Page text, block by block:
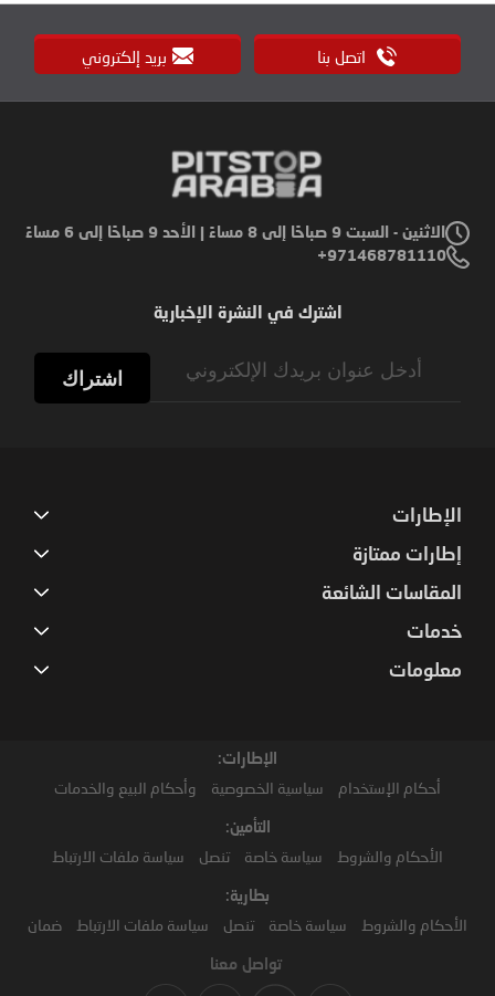
اتصل بنا بريد إلكتروني
الاثنين - السبت 9 صباحًا إلى 8 مساءً | الأحد 9 صباحًا إلى 6 مساءً
971468781110+
اشترك في النشرة الإخبارية
اشتراك
الإطارات
إطارات ممتازة
المقاسات الشائعة
خدمات
معلومات
الإطارات:
أحكام الإستخدام سياسية الخصوصية وأحكام البيع والخدمات
التأمين:
الأحكام والشروط سياسة خاصة تنصل سياسة ملفات الارتباط
بطارية:
الأحكام والشروط سياسة خاصة تنصل سياسة ملفات الارتباط ضمان
تواصل معنا